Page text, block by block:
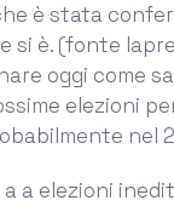
è stata
si è. (fonte
oggi come
elezioni
nel
a a elezioni